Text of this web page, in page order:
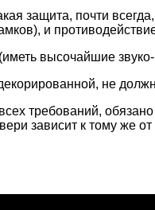
защита, почти
и
высочайшие
не
требований,
зависит к тому же